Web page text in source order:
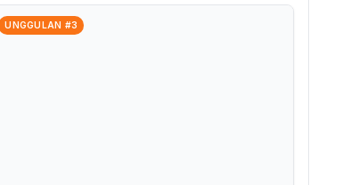
UNGGULAN #3